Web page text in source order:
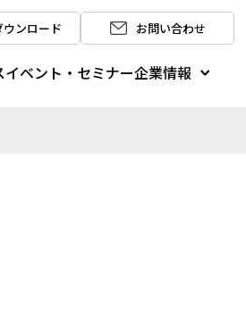
ンロード お問い合わせ
イベント・セミナー企業情報